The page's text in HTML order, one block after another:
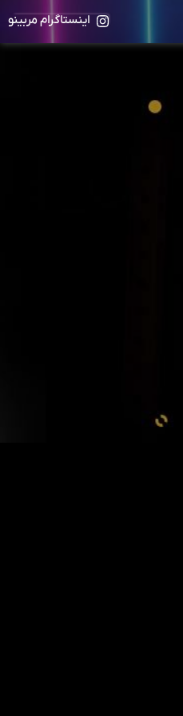
اینستاگرام مربینو